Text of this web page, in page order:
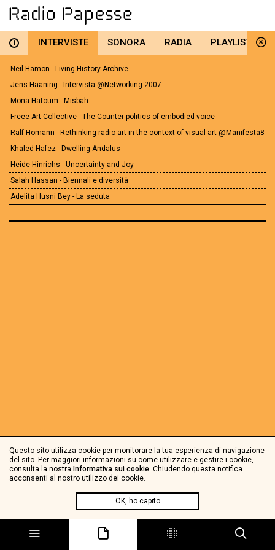
i INTERVISTE SONORA RADIA PLAYLIST
Neil Hamon - Living History Archive
Jens Haaning - Intervista @Networking 2007
Mona Hatoum - Misbah
Freee Art Collective - The Counter-politics of embodied voice
Ralf Homann - Rethinking radio art in the context of visual art @Manifesta8
Khaled Hafez - Dwelling Andalus
Heide Hinrichs - Uncertainty and Joy
Salah Hassan - Biennali e diversità
Adelita Husni Bey - La seduta
—
Questo sito utilizza cookie per monitorare la tua esperienza di navigazione
del sito. Per maggiori informazioni su come utilizzare e gestire i cookie,
consulta la nostra Informativa sui cookie. Chiudendo questa notifica
acconsenti al nostro utilizzo dei cookie.
OK, ho capito